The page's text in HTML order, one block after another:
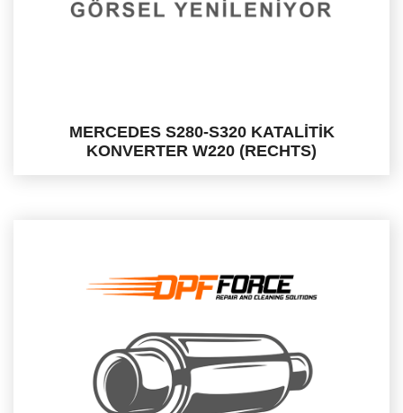
MERCEDES S280-S320 KATALİTİK
KONVERTER W220 (RECHTS)